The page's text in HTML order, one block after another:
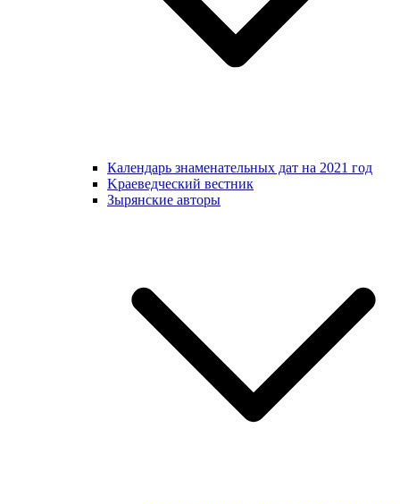
Календарь знаменательных дат на 2021 год
Kраеведческий вестник
Зырянские авторы